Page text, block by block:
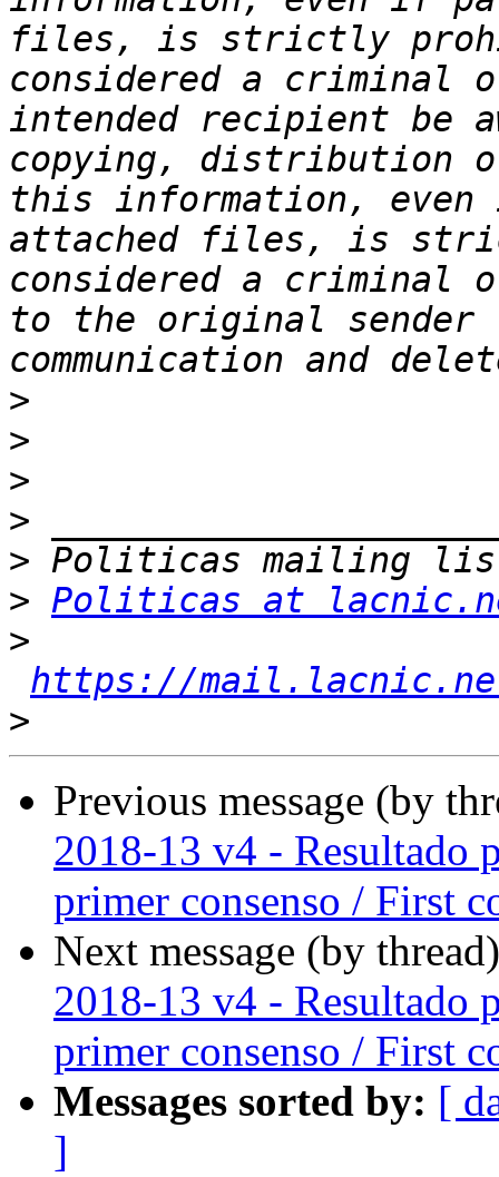
files, is strictly
considered a criminal
intended recipient be
copying, distribution
this information,
attached files, is
considered a criminal
to the original sender
>
>
>
>
>
> Politicas at
>
https://
>
Previous message (by
2018-13 v4 - Resultado
primer consenso / First
Next message (by
2018-13 v4 - Resultado
primer consenso / First
Messages sorted by: [
]